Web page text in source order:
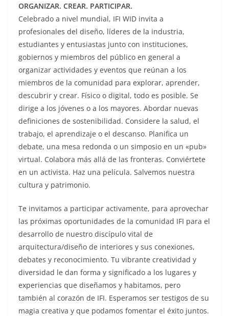
ORGANIZAR. CREAR. PARTICIPAR.
Celebrado a nivel mundial, IFI WID invita a
profesionales del diseño, líderes de la industria,
estudiantes y entusiastas junto con instituciones,
gobiernos y miembros del público en general a
organizar actividades y eventos que reúnan a los
miembros de la comunidad para explorar, aprender,
descubrir y crear. Físico o digital, todo es posible. Se
dirige a los jóvenes o a los mayores. Abordar nuevas
definiciones de sostenibilidad. Considere la salud, el
trabajo, el aprendizaje o el descanso. Planifica un
debate, una mesa redonda o un simposio en un «pub»
virtual. Colabora más allá de las fronteras. Conviértete
en un activista. Haz una película. Salvemos nuestra
cultura y patrimonio.
Te invitamos a participar activamente, para aprovechar
las próximas oportunidades de la comunidad IFI para el
desarrollo de nuestro discípulo vital de
arquitectura/diseño de interiores y sus conexiones,
debates y reconocimiento. Tu vibrante creatividad y
diversidad le dan forma y significado a los lugares y
experiencias que diseñamos y habitamos, pero
también al corazón de IFI. Esperamos ser testigos de su
magia creativa y que podamos fomentar el éxito juntos.